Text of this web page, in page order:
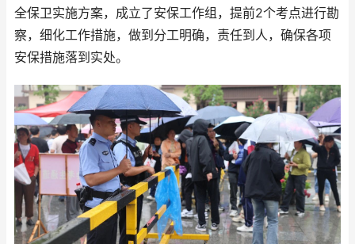
全保卫实施方案，成立了安保工作组，提前2个考点进行勘
察，细化工作措施，做到分工明确，责任到人，确保各项
安保措施落到实处。